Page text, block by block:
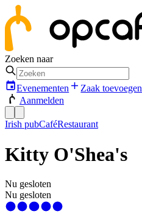
Zoeken naar
Evenementen Zaak toevoegen
Aanmelden
Irish pubCaféRestaurant
Kitty O'Shea's
Nu gesloten
Nu gesloten